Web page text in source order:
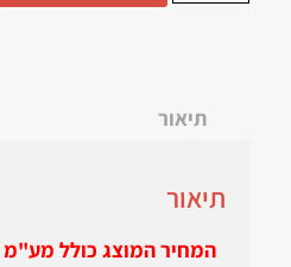
תיאור
תיאור
המחיר המוצג כולל מע"מ